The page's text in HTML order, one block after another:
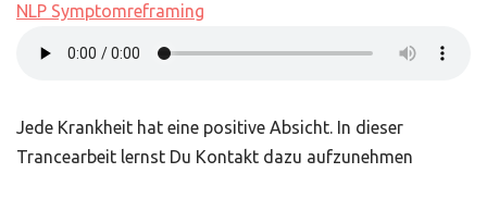
NLP Symptomreframing
Jede Krankheit hat eine positive Absicht. In dieser
Trancearbeit lernst Du Kontakt dazu aufzunehmen